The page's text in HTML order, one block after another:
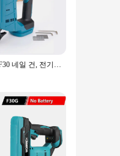
Hormy 무선 F30 네일 건, 전기 가구 목공 태커 스테이플러, 목공 전동 공구 스테이플 건, 마키타 18V 배터리용